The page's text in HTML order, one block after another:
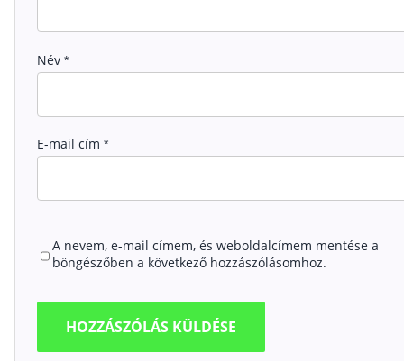
Név *
E-mail cím *
A nevem, e-mail címem, és weboldalcímem mentése a
böngészőben a következő hozzászólásomhoz.